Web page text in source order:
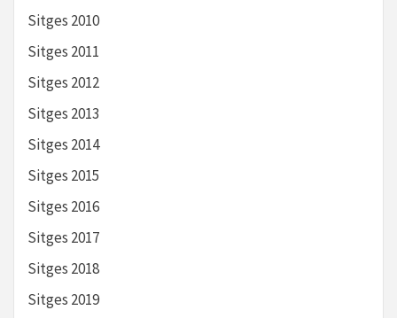
Sitges 2010
Sitges 2011
Sitges 2012
Sitges 2013
Sitges 2014
Sitges 2015
Sitges 2016
Sitges 2017
Sitges 2018
Sitges 2019